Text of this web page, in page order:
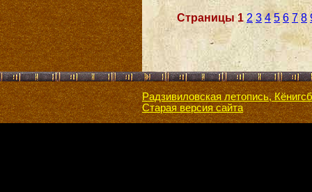
Страницы1 2 3 4 5 6 7 8
Радзивиловская летопись,
Старая версия сайта